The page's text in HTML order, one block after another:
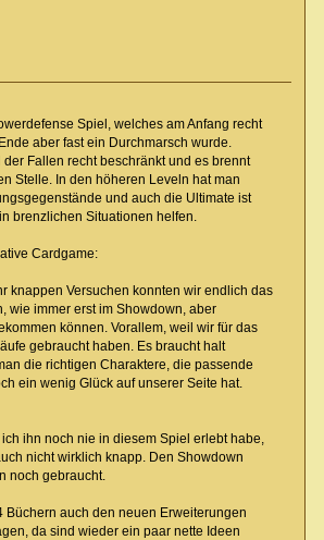
Spiel, welches am Anfang recht
aber fast ein Durchmarsch wurde.
der Fallen recht beschränkt und es brennt
Stelle. In den höheren Leveln hat man
und auch die Ultimate ist
brenzlichen Situationen helfen.
Cardgame:
knappen Versuchen konnten wir endlich das
wie immer erst im Showdown, aber
können. Vorallem, weil wir für das
gebraucht haben. Es braucht halt
die richtigen Charaktere, die passende
ein wenig Glück auf unserer Seite hat.
ihn noch nie in diesem Spiel erlebt habe,
nicht wirklich knapp. Den Showdown
noch gebraucht.
Büchern auch den neuen Erweiterungen
da sind wieder ein paar nette Ideen